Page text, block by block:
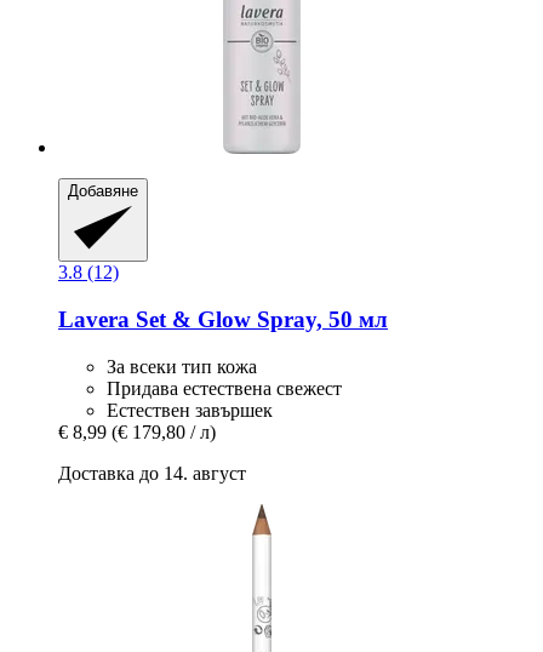
Добавяне
3.8 (12)
Lavera Set & Glow Spray, 50 мл
За всеки тип кожа
Придава естествена свежест
Естествен завършек
€ 8,99 (€ 179,80 / л)
Доставка до 14. август